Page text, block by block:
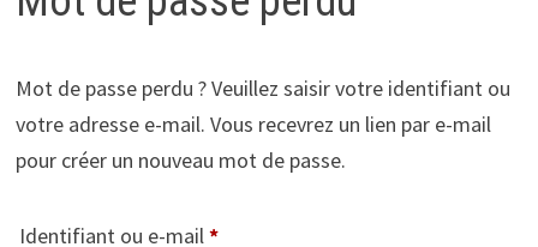
Mot de passe perdu ? Veuillez saisir votre identifiant ou
votre adresse e-mail. Vous recevrez un lien par e-mail
pour créer un nouveau mot de passe.
Identifiant ou e-mail*Obligatoire